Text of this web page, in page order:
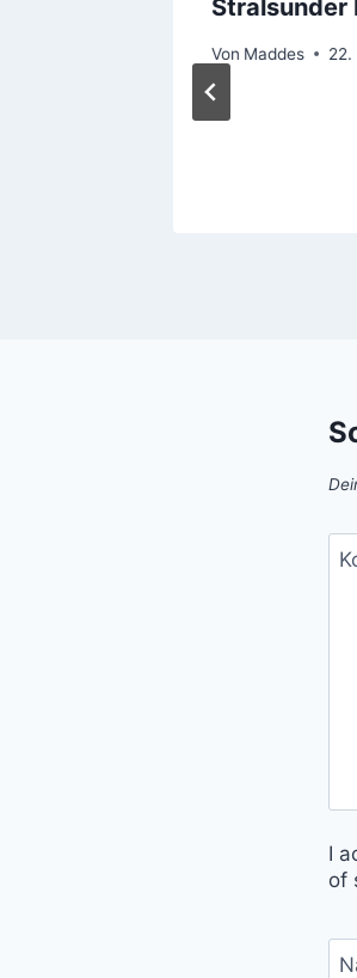
Stralsunder
Von Maddes 22.
I
of